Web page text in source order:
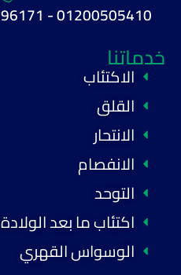
01200505410 - 01120596171 - 035226074
خدماتنا
الاكتئاب
القلق
الانتحار
الانفصام
التوحد
اكتئاب ما بعد الولادة
الوسواس القهري